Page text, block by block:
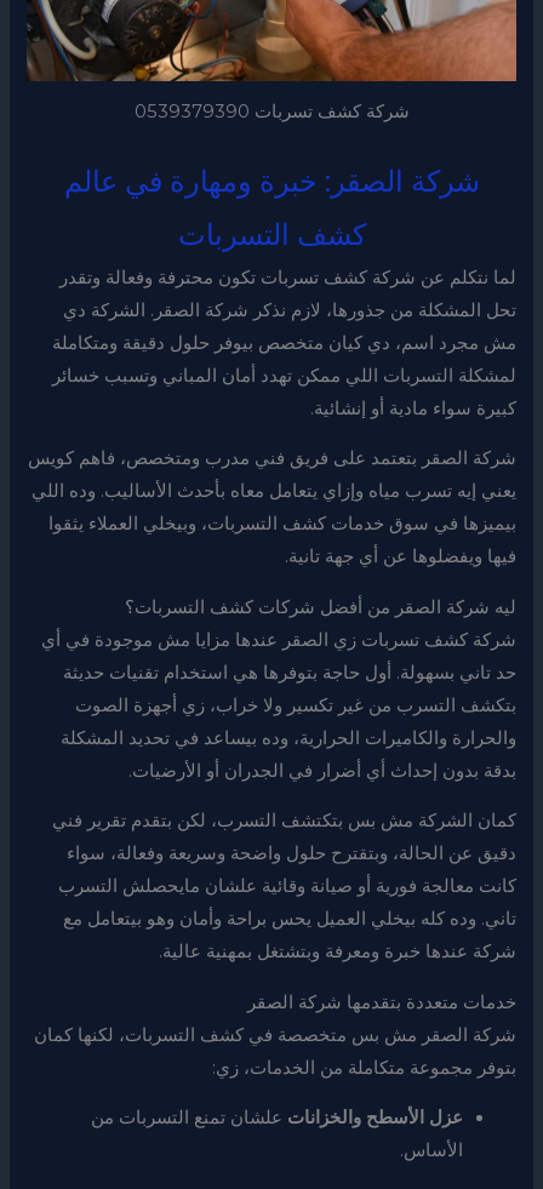
شركة كشف تسربات 0539379390
شركة الصقر: خبرة ومهارة في عالم
كشف التسربات
لما نتكلم عن شركة كشف تسربات تكون محترفة وفعالة وتقدر
تحل المشكلة من جذورها، لازم نذكر شركة الصقر. الشركة دي
مش مجرد اسم، دي كيان متخصص بيوفر حلول دقيقة ومتكاملة
لمشكلة التسربات اللي ممكن تهدد أمان المباني وتسبب خسائر
كبيرة سواء مادية أو إنشائية.
شركة الصقر بتعتمد على فريق فني مدرب ومتخصص، فاهم كويس
يعني إيه تسرب مياه وإزاي يتعامل معاه بأحدث الأساليب. وده اللي
بيميزها في سوق خدمات كشف التسربات، وبيخلي العملاء يثقوا
فيها ويفضلوها عن أي جهة تانية.
ليه شركة الصقر من أفضل شركات كشف التسربات؟
شركة كشف تسربات زي الصقر عندها مزايا مش موجودة في أي
حد تاني بسهولة. أول حاجة بتوفرها هي استخدام تقنيات حديثة
بتكشف التسرب من غير تكسير ولا خراب، زي أجهزة الصوت
والحرارة والكاميرات الحرارية، وده بيساعد في تحديد المشكلة
بدقة بدون إحداث أي أضرار في الجدران أو الأرضيات.
كمان الشركة مش بس بتكتشف التسرب، لكن بتقدم تقرير فني
دقيق عن الحالة، وبتقترح حلول واضحة وسريعة وفعالة، سواء
كانت معالجة فورية أو صيانة وقائية علشان مايحصلش التسرب
تاني. وده كله بيخلي العميل يحس براحة وأمان وهو بيتعامل مع
شركة عندها خبرة ومعرفة وبتشتغل بمهنية عالية.
خدمات متعددة بتقدمها شركة الصقر
شركة الصقر مش بس متخصصة في كشف التسربات، لكنها كمان
بتوفر مجموعة متكاملة من الخدمات، زي:
عزل الأسطح والخزانات علشان تمنع التسربات من
الأساس.